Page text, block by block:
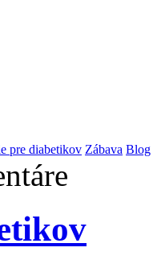
pre diabetikov Zábava Blog